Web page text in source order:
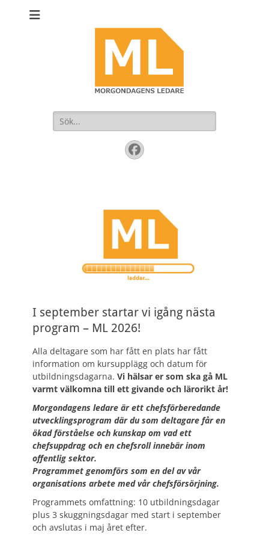
Sök
efter:
Facebook
I september startar vi igång nästa
program – ML 2026!
Alla deltagare som har fått en plats har fått
information om kursupplägg och datum för
utbildningsdagarna. Vi hälsar er som ska gå ML
varmt välkomna till ett givande och lärorikt år!
Morgondagens ledare är ett chefsförberedande
utvecklingsprogram där du som deltagare får en
ökad förståelse och kunskap om vad ett
chefsuppdrag och en chefsroll innebär inom
offentlig sektor.
Programmet genomförs som en del av vår
organisations arbete med vår chefsförsörjning.
Programmets omfattning: 10 utbildningsdagar
plus 3 skuggningsdagar med start i september
och avslutas i maj året efter.